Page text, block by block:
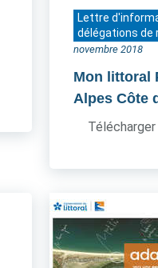
Lettre
délégations de
novembre 2018
Mon littoral
Alpes Côte